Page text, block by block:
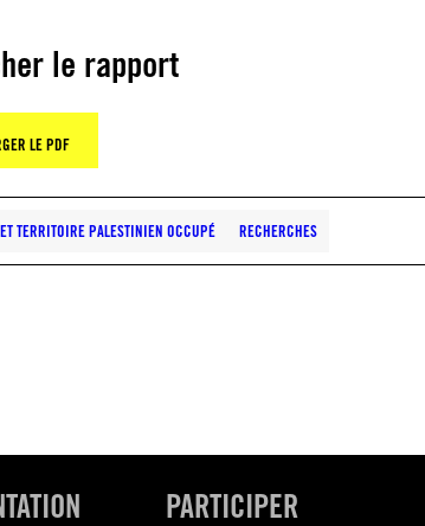
le rapport
LE PDF
TERRITOIRE PALESTINIEN OCCUPÉ RECHERCHES
PARTICIPER